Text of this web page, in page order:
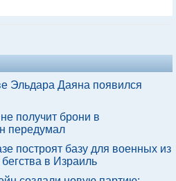
Эльдара Даяна появился
получит брони в
передумал
построят базу для военных из
в Израиль